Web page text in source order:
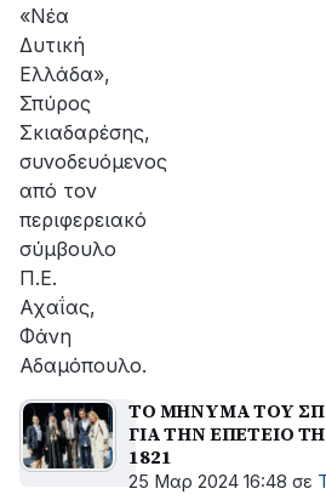
«Νέα
Δυτική
Ελλάδα»,
Σπύρος
Σκιαδαρέσης,
συνοδευόμενος
από τον
περιφερειακό
σύμβουλο
Π.Ε.
Αχαΐας,
Φάνη
Αδαμόπουλο.
ΤΟ ΜΗΝΥΜΑ ΤΟΥ
ΓΙΑ ΤΗΝ ΕΠΕΤΕΙΟ
1821
25 Μαρ 2024 16:48 σε